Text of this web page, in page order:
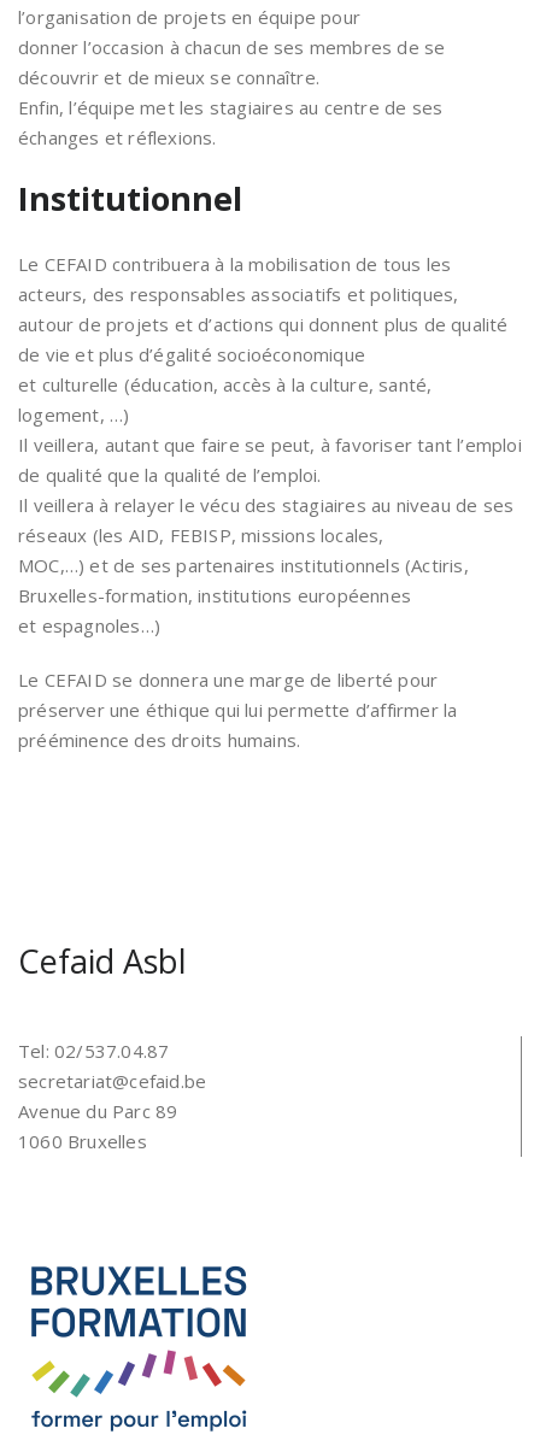
l’organisation de projets en équipe pour
donner l’occasion à chacun de ses membres de se
découvrir et de mieux se connaître.
Enfin, l’équipe met les stagiaires au centre de ses
échanges et réflexions.
Institutionnel
Le CEFAID contribuera à la mobilisation de tous les
acteurs, des responsables associatifs et politiques,
autour de projets et d’actions qui donnent plus de qualité
de vie et plus d’égalité socioéconomique
et culturelle (éducation, accès à la culture, santé,
logement, …)
Il veillera, autant que faire se peut, à favoriser tant l’emploi
de qualité que la qualité de l’emploi.
Il veillera à relayer le vécu des stagiaires au niveau de ses
réseaux (les AID, FEBISP, missions locales,
MOC,…) et de ses partenaires institutionnels (Actiris,
Bruxelles-formation, institutions européennes
et espagnoles…)
Le CEFAID se donnera une marge de liberté pour
préserver une éthique qui lui permette d’affirmer la
prééminence des droits humains.
Cefaid Asbl
Tel: 02/537.04.87
secretariat@cefaid.be
Avenue du Parc 89
1060 Bruxelles